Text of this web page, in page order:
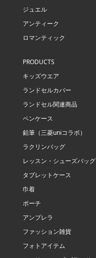
ジュエル
アンティーク
ロマンティック
PRODUCTS
キッズウエア
ランドセルカバー
ランドセル関連商品
ペンケース
鉛筆（三菱uniコラボ）
ラクリンバッグ
レッスン・シューズバッグ
タブレットケース
巾着
ポーチ
アンブレラ
ファッション雑貨
フォトアイテム